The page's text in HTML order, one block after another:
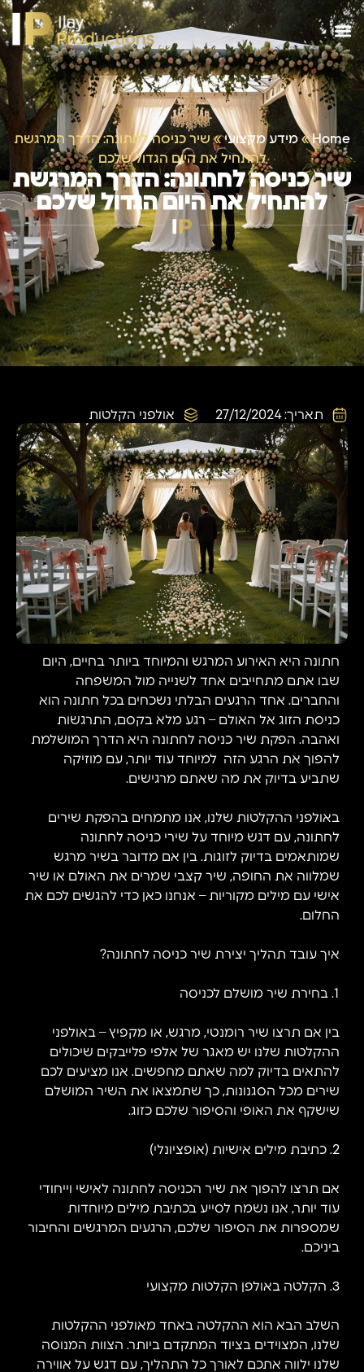
Home
» מידע מקצועי»שיר כניסה לחתונה: הדרך המרגשת
להתחיל את היום הגדול שלכם
שיר כניסה לחתונה: הדרך המרגשת
להתחיל את היום הגדול שלכם
תאריך: 27/12/2024 אולפני הקלטות
חתונה היא האירוע המרגש והמיוחד ביותר בחיים, היום
שבו אתם מתחייבים אחד לשנייה מול המשפחה
והחברים. אחד הרגעים הבלתי נשכחים בכל חתונה הוא
כניסת הזוג אל האולם – רגע מלא בקסם, התרגשות
ואהבה. הפקת שיר כניסה לחתונה היא הדרך המושלמת
להפוך את הרגע הזה למיוחד עוד יותר, עם מוזיקה
שתביע בדיוק את מה שאתם מרגישים.
באולפני ההקלטות שלנו, אנו מתמחים בהפקת שירים
לחתונה, עם דגש מיוחד על שירי כניסה לחתונה
שמותאמים בדיוק לזוגות. בין אם מדובר בשיר מרגש
שמלווה את החופה, שיר קצבי שמרים את האולם או שיר
אישי עם מילים מקוריות – אנחנו כאן כדי להגשים לכם את
החלום.
איך עובד תהליך יצירת שיר כניסה לחתונה?
1. בחירת שיר מושלם לכניסה
בין אם תרצו שיר רומנטי, מרגש, או מקפיץ – באולפני
ההקלטות שלנו יש מאגר של אלפי פלייבקים שיכולים
להתאים בדיוק למה שאתם מחפשים. אנו מציעים לכם
שירים מכל הסגנונות, כך שתמצאו את השיר המושלם
שישקף את האופי והסיפור שלכם כזוג.
2. כתיבת מילים אישיות (אופציונלי)
אם תרצו להפוך את שיר הכניסה לחתונה לאישי וייחודי
עוד יותר, אנו נשמח לסייע בכתיבת מילים מיוחדות
שמספרות את הסיפור שלכם, הרגעים המרגשים והחיבור
ביניכם.
3. הקלטה באולפן הקלטות מקצועי
השלב הבא הוא ההקלטה באחד מאולפני ההקלטות
שלנו, המצוידים בציוד המתקדם ביותר. הצוות המנוסה
שלנו ילווה אתכם לאורך כל התהליך, עם דגש על אווירה